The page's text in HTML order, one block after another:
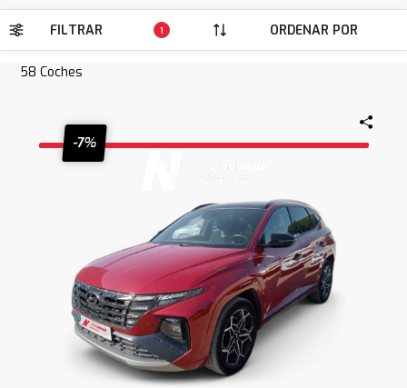
FILTRAR 1 ORDENAR POR
58 Coches
-7%